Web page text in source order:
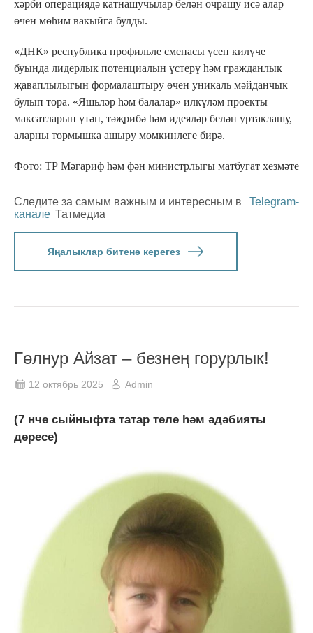
хәрби операциядә катнашучылар белән очрашу исә алар
өчен мөһим вакыйга булды.
«ДНК» республика профильле сменасы үсеп килүче
буында лидерлык потенциалын үстерү һәм гражданлык
җаваплылыгын формалаштыру өчен уникаль мәйданчык
булып тора. «Яшьләр һәм балалар» илкүләм проекты
максатларын үтәп, тәҗрибә һәм идеяләр белән уртаклашу,
аларны тормышка ашыру мөмкинлеге бирә.
Фото: ТР Мәгариф һәм фән министрлыгы матбугат хезмәте
Следите за самым важным и интересным в
Telegram-
канале Татмедиа
Яңалыклар битенә керегез
Гөлнур Айзат – безнең горурлык!
12 октябрь 2025 Admin
(7 нче сыйныфта татар теле һәм әдәбияты
дәресе)